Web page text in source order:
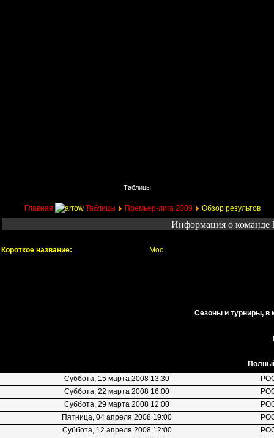
Таблицы
Главная Таблицы Премьер-лига 2009 Обзор результов
Информация о команде
Короткое название: Мос
Сезоны и турниры, в
Суббота, 15 марта 2008 13:30
Суббота, 22 марта 2008 16:00
Суббота, 29 марта 2008 12:00
Пятница, 04 апреля 2008 19:00
Суббота, 12 апреля 2008 12:00